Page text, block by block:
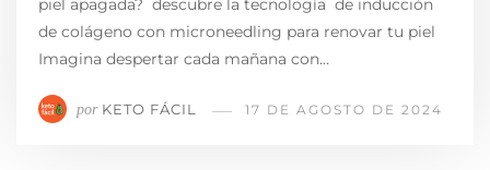
piel apagada? descubre la tecnología de inducción
de colágeno con microneedling para renovar tu piel
Imagina despertar cada mañana con…
por KETO FÁCIL 17 DE AGOSTO DE 2024